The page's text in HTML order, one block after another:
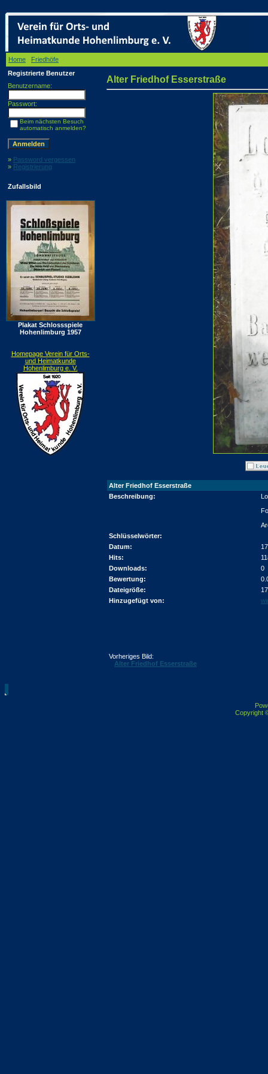
Home Friedhöfe
Registrierte Benutzer
Benutzername:
Passwort:
Beim nächsten Besuch
automatisch anmelden?
» Password vergessen
» Registrierung
Zufallsbild
Plakat Schlossspiele
Hohenlimburg 1957
Homepage Verein für Orts-
und Heimatkunde
Hohenlimburg e. V.
Alter Friedhof Esserstraße
Alter Friedhof Esserstraße
Beschreibung:
Schlüsselwörter:
Datum:
Hits:
Downloads:
0
Bewertung:
Dateigröße:
Hinzugefügt von:
Vorheriges Bild:
Alter Friedhof Esserstraße
Copyright